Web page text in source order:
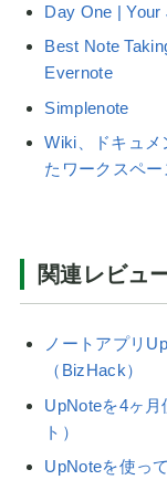
Day One | Your
Best Note
Evernote
Simplenote
Wiki、ドキュメ
たワークスペ
関連レビュ
ノートアプリ
（BizHack）
UpNoteを4ヶ
ト）
UpNoteを使っ